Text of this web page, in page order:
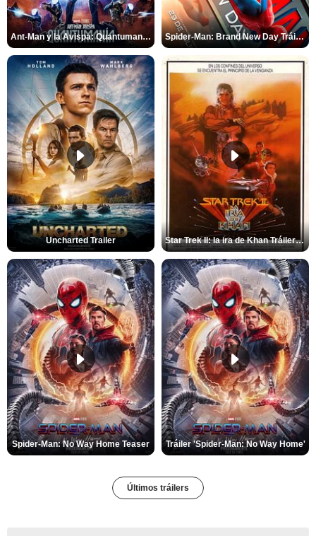
Ant-Man y la Avispa: Quantumanía Tráiler (2) Spider-Man: Brand New Day Tráiler (3)
Uncharted Trailer Star Trek II: la ira de Khan Tráiler VO
Spider-Man: No Way Home Teaser Tráiler 'Spider-Man: No Way Home'
Últimos tráilers